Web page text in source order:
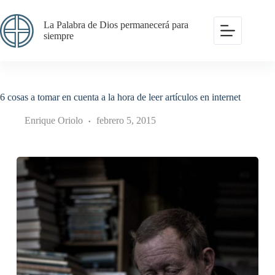
al
contenido
La Palabra de Dios permanecerá para
siempre
6 cosas a tomar en cuenta a la hora de leer artículos en internet
Enrique Oriolo febrero 5, 2015